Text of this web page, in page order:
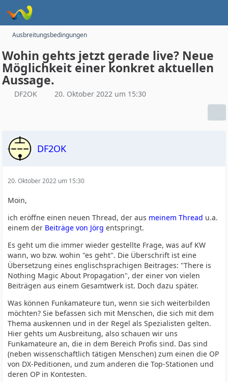
Ausbreitungsbedingungen
Wohin gehts jetzt gerade live? Neue
Möglichkeit einer konkret aktuellen
Aussage.
DF2OK 20. Oktober 2022 um 15:30
DF2OK
20. Oktober 2022 um 15:30
Moin,
ich eröffne einen neuen Thread, der aus meinem Thread u.a.
einem der Beiträge von Jörg entspringt.
Es geht um die immer wieder gestellte Frage, was auf KW
wann, wo bzw. wohin "es geht". Die Überschrift ist eine
Übersetzung eines englischsprachigen Beitrages: "There is
Nothing Magic About Propagation", der einer von vielen
Beiträgen aus einem Gesamtwerk ist. Doch dazu später.
Was können Funkamateure tun, wenn sie sich weiterbilden
möchten? Sie befassen sich mit Menschen, die sich mit dem
Thema auskennen und in der Regel als Spezialisten gelten.
Hier gehts um Ausbreitung, also schauen wir uns
Funkamateure an, die in dem Bereich Profis sind. Das sind
(neben wissenschaftlich tätigen Menschen) zum einen die OP
von DX-Peditionen, und zum anderen die Top-Stationen und
deren OP in Kontesten.